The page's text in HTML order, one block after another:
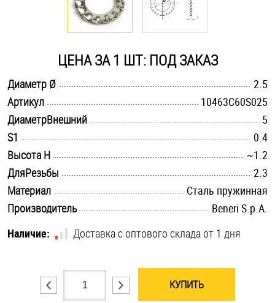
Саморезы и шурупы
Стопорные кольца
Такелаж
Хомуты
Шайбы
Шпильки
Шплинты
ЦЕНА ЗА 1 ШТ: ПОД ЗАКАЗ
Диаметр Ø
2.5
Артикул
10463C60S025
ДиаметрВнешний
5
S1
0.4
Высота H
~1.2
ДляРезьбы
2.3
Материал
Стaль пружинная
Производитель
Beneri S.p.A.
Наличие:
Доставка с оптового склада от 1 дня
КУПИТЬ